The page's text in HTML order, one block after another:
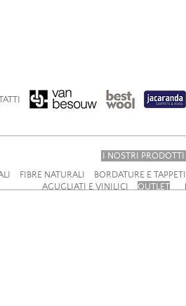
I NOSTRI PRODOTTI
FIBRE NATURALI
BORDATURE E TAPPETI
AGUGLIATI E VINILICI
OUTLET